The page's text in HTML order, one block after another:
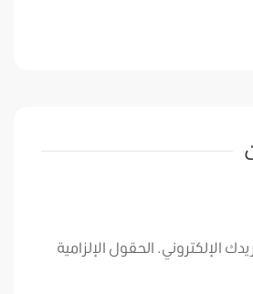
الإلكتروني. الحقول الإلزامية